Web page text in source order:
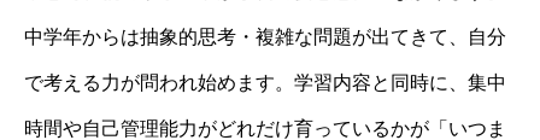
中学年からは抽象的思考・複雑な問題が出てきて、自分
で考える力が問われ始めます。学習内容と同時に、集中
時間や自己管理能力がどれだけ育っているかが「いつま